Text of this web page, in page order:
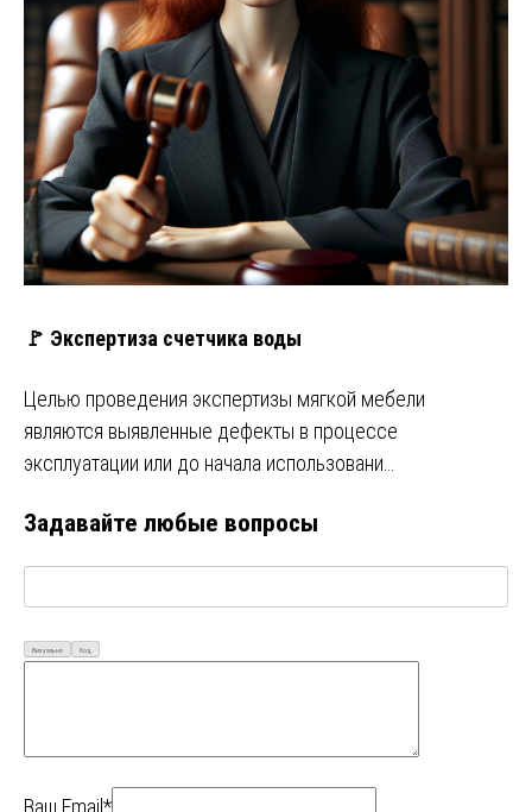
🚩 Экспертиза счетчика воды
Целью проведения экспертизы мягкой мебели
являются выявленные дефекты в процессе
эксплуатации или до начала использовани…
Задавайте любые вопросы
Визуально Код
Ваш Email*